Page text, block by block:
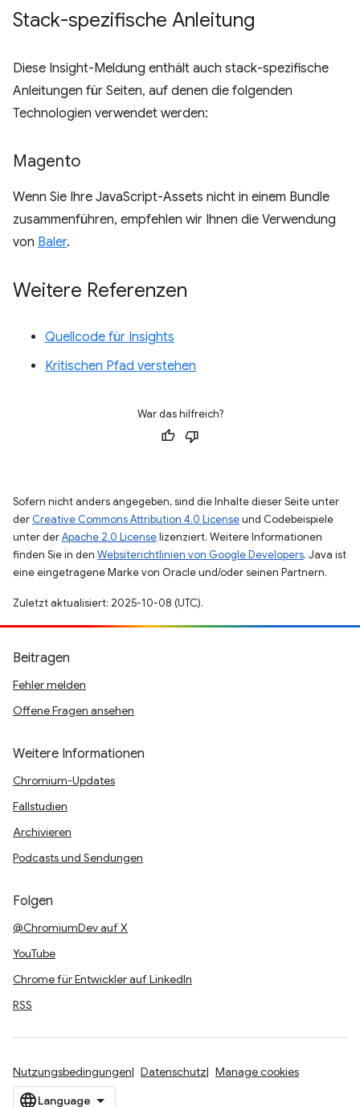
Stack-spezifische Anleitung
Diese Insight-Meldung enthält auch stack-spezifische
Anleitungen für Seiten, auf denen die folgenden
Technologien verwendet werden:
Magento
Wenn Sie Ihre JavaScript-Assets nicht in einem Bundle
zusammenführen, empfehlen wir Ihnen die Verwendung
von Baler.
Weitere Referenzen
Quellcode für Insights
Kritischen Pfad verstehen
War das hilfreich?
Sofern nicht anders angegeben, sind die Inhalte dieser Seite unter
der Creative Commons Attribution 4.0 Licenseund Codebeispiele
unter derApache 2.0 Licenselizenziert. Weitere Informationen
finden Sie in den Websiterichtlinien von Google Developers. Java ist
eine eingetragene Marke von Oracle und/oder seinen Partnern.
Zuletzt aktualisiert: 2025-10-08 (UTC).
Beitragen
Fehler melden
Offene Fragen ansehen
Weitere Informationen
Chromium-Updates
Fallstudien
Archivieren
Podcasts und Sendungen
Folgen
@ChromiumDev auf X
YouTube
Chrome für Entwickler auf LinkedIn
RSS
Nutzungsbedingungen Datenschutz Manage cookies